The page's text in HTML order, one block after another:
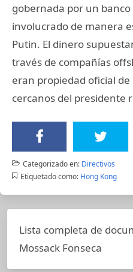
gobernada por un
involucrado de manera
Putin. El dinero
través de compañías
eran propiedad oficial
cercanos del presidente
Categorizado en: Directivos
Etiquetado como: Hong Kong
Lista completa de
Mossack Fonseca